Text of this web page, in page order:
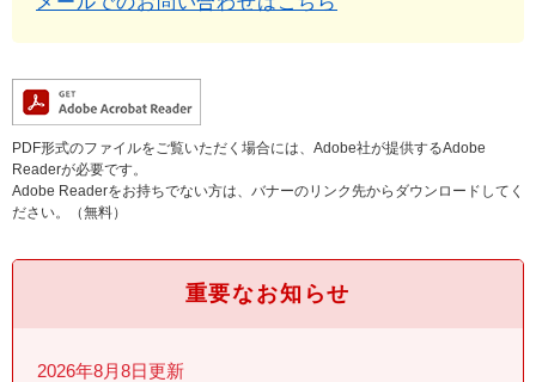
PDF形式のファイルをご覧いただく場合には、Adobe社が提供するAdobe
Readerが必要です。
Adobe Readerをお持ちでない方は、バナーのリンク先からダウンロードしてく
ださい。（無料）
重要なお知らせ
2026年8月8日更新